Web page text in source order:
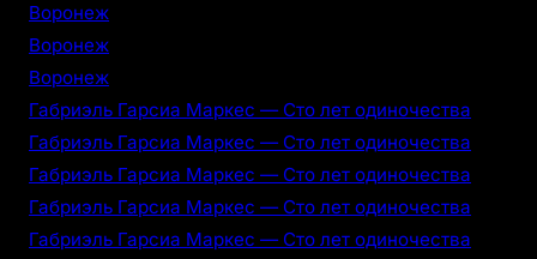
Воронеж
Воронеж
Воронеж
Габриэль Гарсиа Маркес — Сто лет одиночества
Габриэль Гарсиа Маркес — Сто лет одиночества
Габриэль Гарсиа Маркес — Сто лет одиночества
Габриэль Гарсиа Маркес — Сто лет одиночества
Габриэль Гарсиа Маркес — Сто лет одиночества